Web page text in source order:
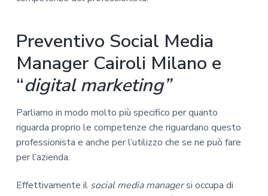
Preventivo Social Media
Manager Cairoli Milano e
“digital marketing”
Parliamo in modo molto più specifico per quanto
riguarda proprio le competenze che riguardano questo
professionista e anche per l’utilizzo che se ne può fare
per l’azienda.
Effettivamente il social media managersi occupa di